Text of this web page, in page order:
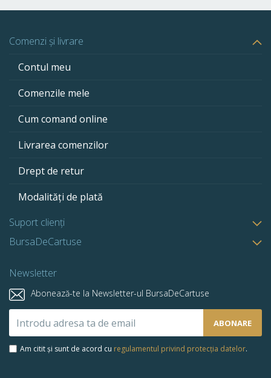
Comenzi și livrare
Contul meu
Comenzile mele
Cum comand online
Livrarea comenzilor
Drept de retur
Modalități de plată
Suport clienți
BursaDeCartuse
Newsletter
Abonează-te la Newsletter-ul BursaDeCartuse
la
newsletter-
ABONARE
Am citit și sunt de acord cu regulamentul privind protecția datelor.